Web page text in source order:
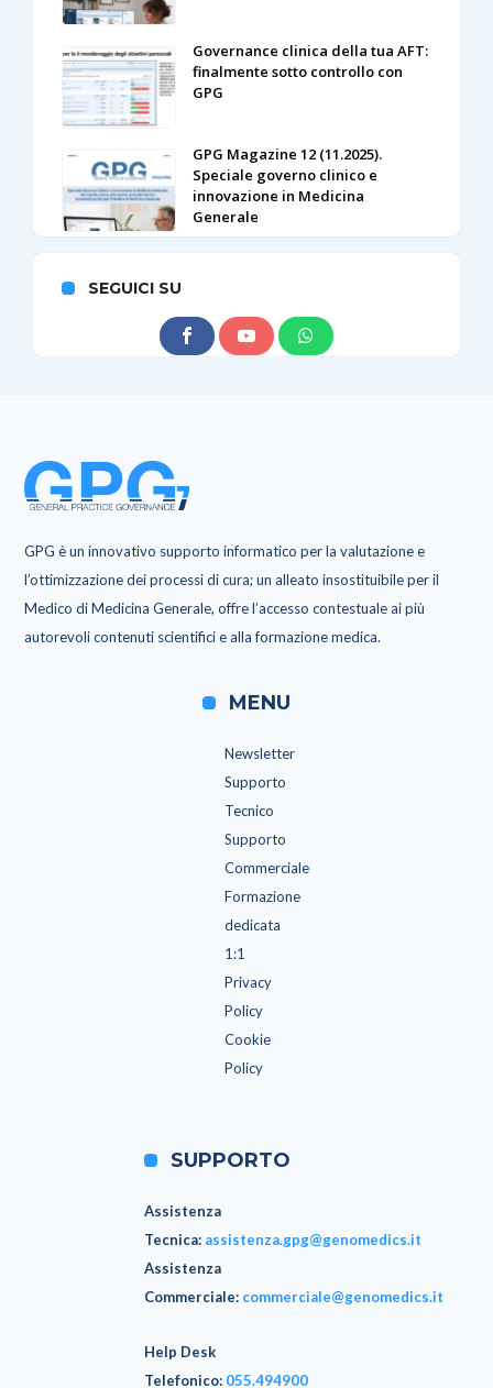
Governance clinica della tua AFT:
finalmente sotto controllo con
GPG
GPG Magazine 12 (11.2025).
Speciale governo clinico e
innovazione in Medicina
Generale
SEGUICI SU
GPG è un innovativo supporto informatico per la valutazione e
l’ottimizzazione dei processi di cura; un alleato insostituibile per il
Medico di Medicina Generale, offre l’accesso contestuale ai più
autorevoli contenuti scientifici e alla formazione medica.
MENU
Newsletter
Supporto
Tecnico
Supporto
Commerciale
Formazione
dedicata
1:1
Privacy
Policy
Cookie
Policy
SUPPORTO
Assistenza
Tecnica: assistenza.gpg@genomedics.it
Assistenza
Commerciale: commerciale@genomedics.it
Help Desk
Telefonico: 055.494900